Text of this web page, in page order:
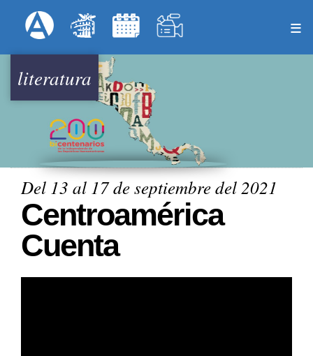
al
Menú Superior
literatura
Del 13 al 17 de septiembre del 2021
Centroamérica
Cuenta